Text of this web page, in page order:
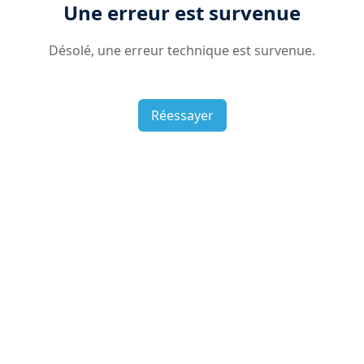
Une erreur est survenue
Désolé, une erreur technique est survenue.
Réessayer